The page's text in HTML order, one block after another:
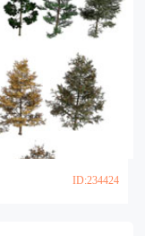
ID:234424